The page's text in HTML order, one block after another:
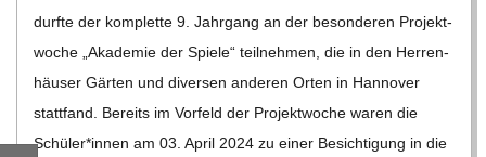
L
D
durfte der kom­plette 9. Jahr­gang an der beson­de­ren Pro­jekt­
wo­che „Aka­de­mie der Spiele“ teil­neh­men, die in den Her­ren­
häu­ser Gär­ten und diver­sen ande­ren Orten in Han­no­ver
statt­fand. Bereits im Vor­feld der Pro­jekt­wo­che waren die
Schüler*innen am 03. April 2024 zu einer Besich­ti­gung in die